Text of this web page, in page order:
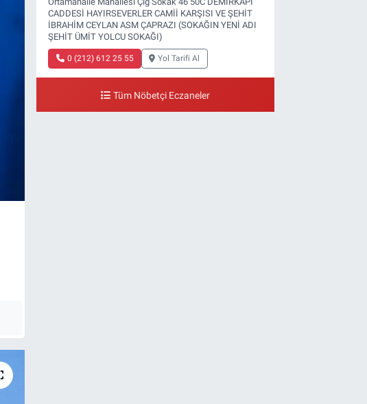
CADDESİ HAYIRSEVERLER CAMİİ KARŞISI VE ŞEHİT
İBRAHİM CEYLAN ASM ÇAPRAZI (SOKAĞIN YENİ ADI
ŞEHİT ÜMİT YOLCU SOKAĞI)
0 (212) 612 25 55 Yol Tarifi Al
Tüm Nöbetçi Eczaneler